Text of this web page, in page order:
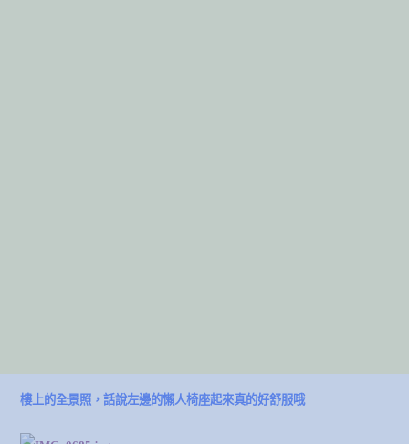
樓上的全景照，話說左邊的懶人椅座起來真的好舒服哦